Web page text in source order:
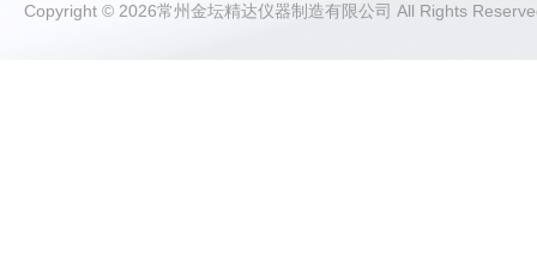
Copyright © 2026常州金坛精达仪器制造有限公司 All Rights